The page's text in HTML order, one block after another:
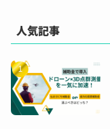
人気記事